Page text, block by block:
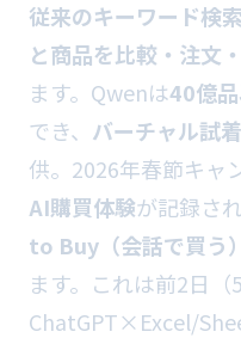
従来のキーワード検
と商品を比較・注文
ます。Qwenは40億
でき、 バーチャル試
供。2026年春節キャ
AI購買体験が記録さ
to Buy（会話で買う
ます。これは前2日
ChatGPT×Excel/